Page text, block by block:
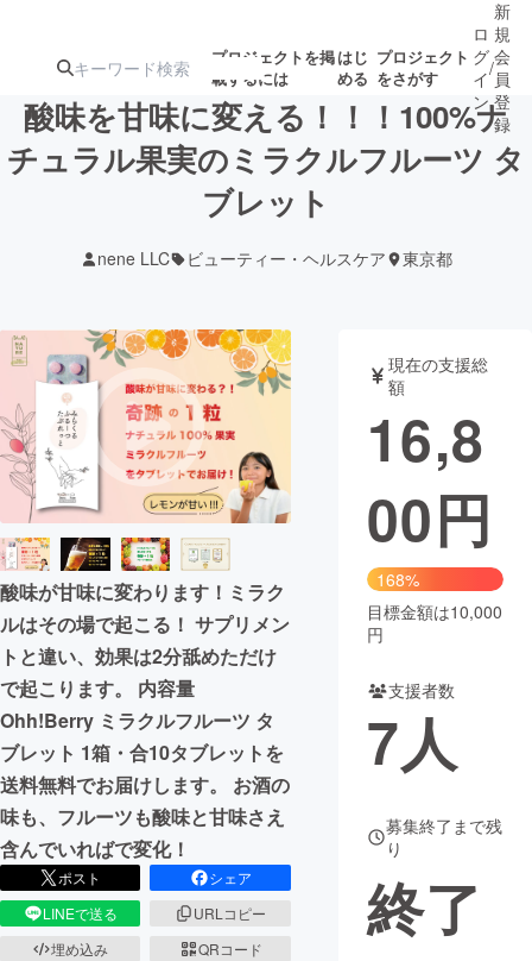
プロジェクトを掲
載するには
はじ
める
プロジェクト
をさがす
注目の新着プロ募集終了が近いプ
テクノロジー・ガジェット
映像・映画 書籍・雑誌
ビジネス・起業 チャレンジ
まちづくり・地域活性化
CAMPFIRE for Social Good
CAMPFIRE Creation
CAMPFIREふるさと納税
コミュニティ
ロ
グ
イ
ン
/
新
規
会
員
登
録
酸味を甘味に変える！！！100%ナ
チュラル果実のミラクルフルーツ タ
ブレット
nene LLC ビューティー・ヘルスケア 東京都
酸味が甘味に変わります！ミラク
ルはその場で起こる！ サプリメン
トと違い、効果は2分舐めただけ
で起こります。 内容量
Ohh!Berry ミラクルフルーツ タ
ブレット 1箱・合10タブレットを
送料無料でお届けします。 お酒の
味も、フルーツも酸味と甘味さえ
含んでいればで変化！
ポスト
シェア
LINEで送る
URLコピー
埋め込み
QRコード
現在の支援総
額
16,8
00円
168%
目標金額は10,000
円
支援者数
7人
募集終了まで残
り
終了